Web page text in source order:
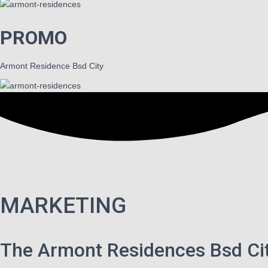
PROMO
Armont Residence Bsd City
MARKETING
The Armont Residences Bsd